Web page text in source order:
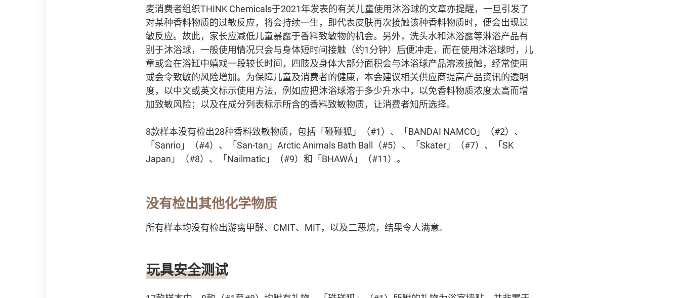
麦消费者组织THINK Chemicals于2021年发表的有关儿童使用沐浴球的文章亦提醒，一旦引发了
对某种香料物质的过敏反应，将会持续一生，即代表皮肤再次接触该种香料物质时，便会出现过
敏反应。故此，家长应减低儿童暴露于香料致敏物的机会。另外，洗头水和沐浴露等淋浴产品有
别于沐浴球，一般使用情况只会与身体短时间接触（约1分钟）后便冲走，而在使用沐浴球时，儿
童或会在浴缸中嬉戏一段较长时间，四肢及身体大部分面积会与沐浴球产品溶液接触，经常使用
或会令致敏的风险增加。为保障儿童及消费者的健康，本会建议相关供应商提高产品资讯的透明
度，以中文或英文标示使用方法，例如应把沐浴球溶于多少升水中，以免香料物质浓度太高而增
加致敏风险；以及在成分列表标示所含的香料致敏物质，让消费者知所选择。
8款样本没有检出28种香料致敏物质，包括「碰碰狐」（#1）、「BANDAI NAMCO」（#2）、
「Sanrio」（#4）、「San-tan」Arctic Animals Bath Ball（#5）、「Skater」（#7）、「SK
Japan」（#8）、「Nailmatic」（#9）和「BHAWÁ」（#11）。
没有检出其他化学物质
所有样本均没有检出游离甲醛、CMIT、MIT，以及二恶烷，结果令人满意。
玩具安全测试